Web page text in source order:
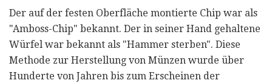
Der auf der festen Oberfläche montierte Chip war als
"Amboss-Chip" bekannt. Der in seiner Hand gehaltene
Würfel war bekannt als "Hammer sterben". Diese
Methode zur Herstellung von Münzen wurde über
Hunderte von Jahren bis zum Erscheinen der